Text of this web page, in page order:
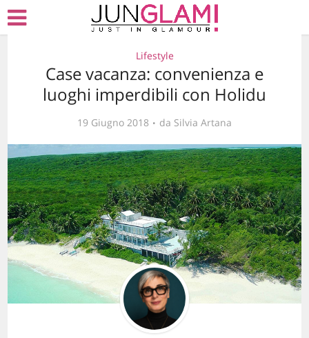
Lifestyle
Case vacanza: convenienza e
luoghi imperdibili con Holidu
19 Giugno 2018 da Silvia Artana